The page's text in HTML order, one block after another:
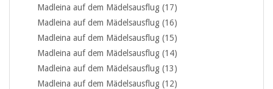
Madleina auf dem Mädelsausflug (17)
Madleina auf dem Mädelsausflug (16)
Madleina auf dem Mädelsausflug (15)
Madleina auf dem Mädelsausflug (14)
Madleina auf dem Mädelsausflug (13)
Madleina auf dem Mädelsausflug (12)